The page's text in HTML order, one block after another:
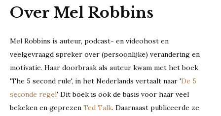
Over Mel Robbins
Mel Robbins is auteur, podcast- en videohost en
veelgevraagd spreker over (persoonlijke) verandering en
motivatie. Haar doorbraak als auteur kwam met het boek
'The 5 second rule', in het Nederlands vertaalt naar 'De 5
seconde regel' Dit boek is ook de basis voor haar veel
bekeken en geprezen Ted Talk. Daarnaast publiceerde ze